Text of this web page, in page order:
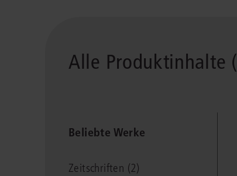
Alle Produktinhalte
Beliebte Werke
Zeitschriften (2)